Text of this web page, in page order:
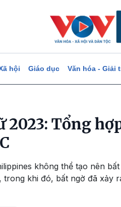
hội Giáo dục Văn hóa - Giải
2023: Tổng
không thể tạo nên
khi đó, bất ngờ đã xảy